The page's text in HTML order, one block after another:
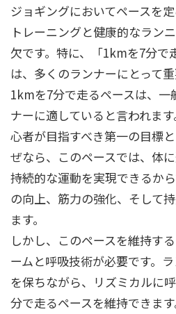
ジョギングにおいてペースを
トレーニングと健康的なラン
欠です。特に、「1kmを7分で
は、多くのランナーにとって重
1kmを7分で走るペースは、一
ナーに適していると言われま
心者が目指すべき第一の目標
ぜなら、このペースでは、体
持続的な運動を実現できるか
の向上、筋力の強化、そして
ます。
しかし、このペースを維持す
ームと呼吸技術が必要です。
を保ちながら、リズミカルに
分で走るペースを維持できま